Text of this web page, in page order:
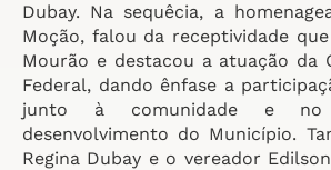
Dubay. Na sequêcia, a
Moção, falou da receptividade
Mourão e destacou a atuação da
Federal, dando ênfase a
junto à comunidade e no
desenvolvimento do Município.
Regina Dubay e o vereador